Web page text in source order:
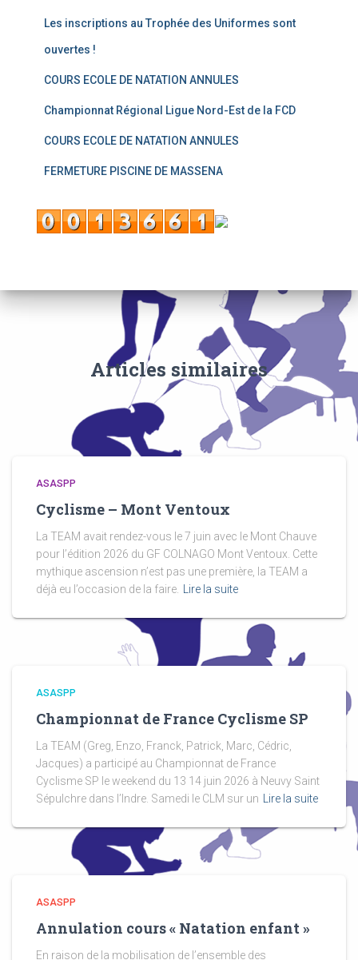
Les inscriptions au Trophée des Uniformes sont
ouvertes !
COURS ECOLE DE NATATION ANNULES
Championnat Régional Ligue Nord-Est de la FCD
COURS ECOLE DE NATATION ANNULES
FERMETURE PISCINE DE MASSENA
Articles similaires
ASASPP
Cyclisme – Mont Ventoux
La TEAM avait rendez-vous le 7 juin avec le Mont Chauve
pour l’édition 2026 du GF COLNAGO Mont Ventoux. Cette
mythique ascension n’est pas une première, la TEAM a
déjà eu l’occasion de la faire.
Lire la suite
ASASPP
Championnat de France Cyclisme SP
La TEAM (Greg, Enzo, Franck, Patrick, Marc, Cédric,
Jacques) a participé au Championnat de France
Cyclisme SP le weekend du 13 14 juin 2026 à Neuvy Saint
Sépulchre dans l’Indre. Samedi le CLM sur un
Lire la suite
ASASPP
Annulation cours « Natation enfant »
En raison de la mobilisation de l’ensemble des